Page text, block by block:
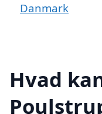
Danmark
Hvad